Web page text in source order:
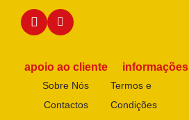
apoio ao cliente
Sobre Nós
Contactos
informações
Termos e
Condições